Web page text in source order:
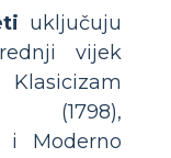
uključuju
vijek
Klasicizam
(1798),
i Moderno